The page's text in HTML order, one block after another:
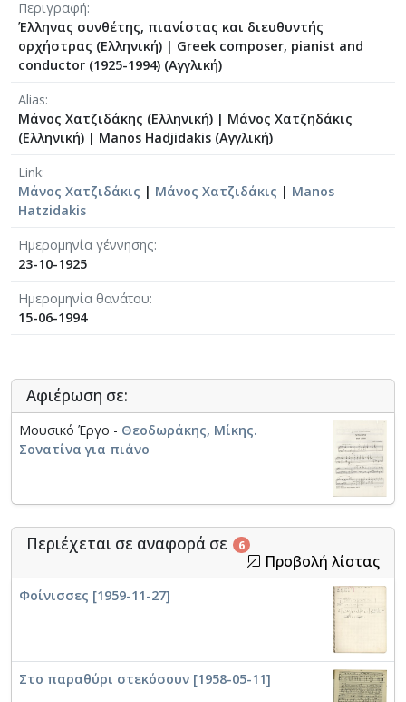
Περιγραφή
Έλληνας συνθέτης, πιανίστας και διευθυντής
ορχήστρας (Ελληνική) | Greek composer, pianist and
conductor (1925-1994) (Αγγλική)
Alias
Μάνος Χατζιδάκης (Ελληνική) | Μάνος Χατζηδάκις
(Ελληνική) | Manos Hadjidakis (Αγγλική)
Link
Μάνος Χατζιδάκις | Μάνος Χατζιδάκις | Manos
Hatzidakis
Ημερομηνία γέννησης
23-10-1925
Ημερομηνία θανάτου
15-06-1994
Αφιέρωση σε:
Μουσικό Έργο - Θεοδωράκης, Μίκης.
Σονατίνα για πιάνο
Περιέχεται σε αναφορά σε 6
Προβολή λίστας
Φοίνισσες [1959-11-27]
Στο παραθύρι στεκόσουν [1958-05-11]